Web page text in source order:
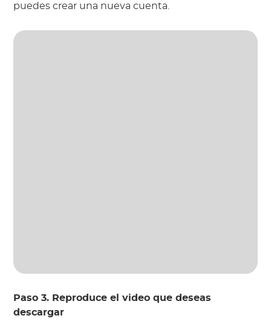
puedes crear una nueva cuenta.
Paso 3. Reproduce el video que deseas
descargar